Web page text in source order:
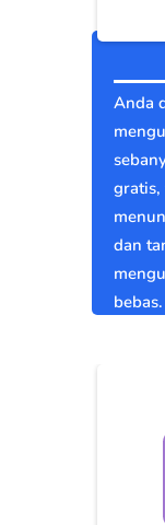
Anda
gratis,
dan
bebas.